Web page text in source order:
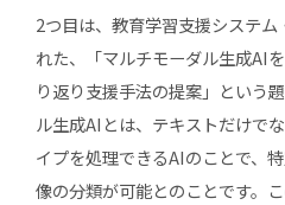
2つ目は、教育学習支援システ
れた、「マルチモーダル生成AI
り返り支援手法の提案」という
ル生成AIとは、テキストだけで
イプを処理できるAIのことで、
像の分類が可能とのことです。